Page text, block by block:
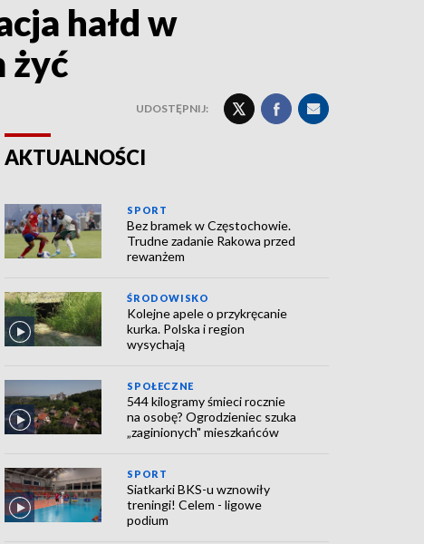
hałd w
żyć
UDOSTĘPNIJ:
AKTUALNOŚCI
SPORT
Bez bramek w Częstochowie.
Trudne zadanie Rakowa przed
rewanżem
ŚRODOWISKO
Kolejne apele o przykręcanie
kurka. Polska i region
wysychają
SPOŁECZNE
544 kilogramy śmieci rocznie
na osobę? Ogrodzieniec szuka
„zaginionych" mieszkańców
SPORT
Siatkarki BKS-u wznowiły
treningi! Celem - ligowe
podium